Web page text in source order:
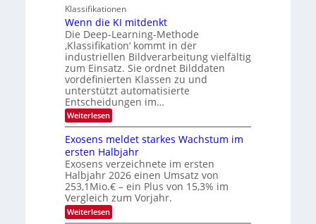
O
N
T
e
c
h
T
a
l
k
s
a
u
f
d
e
r
V
I
S
I
O
N
2
0
2
g
u
n
g
z
u
E
l
e
k
t
r
o
n
k
-
Klassifikationen
Wenn die KI mitdenkt
Die Deep-Learning-Methode
‚Klassifikation‘ kommt in der
industriellen Bildverarbeitung vielfältig
zum Einsatz. Sie ordnet Bilddaten
vordefinierten Klassen zu und
unterstützt automatisierte
Entscheidungen im…
Weiterlesen:
W
n
n
d
i
e
K
I
m
Exosens meldet starkes Wachstum im
ersten Halbjahr
Exosens verzeichnete im ersten
Halbjahr 2026 einen Umsatz von
253,1Mio.€ – ein Plus von 15,3% im
Vergleich zum Vorjahr.
Weiterlesen:
E